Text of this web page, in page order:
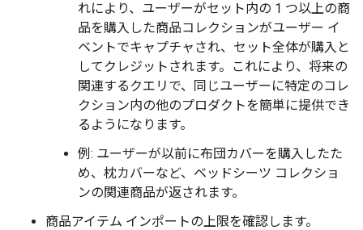
れにより、ユーザーがセット内の 1 つ以上の商
品を購入した商品コレクションがユーザー イ
ベントでキャプチャされ、セット全体が購入と
してクレジットされます。これにより、将来の
関連するクエリで、同じユーザーに特定のコレ
クション内の他のプロダクトを簡単に提供でき
るようになります。
例: ユーザーが以前に布団カバーを購入したた
め、枕カバーなど、ベッドシーツ コレクショ
ンの関連商品が返されます。
商品アイテム インポートの上限を確認します。